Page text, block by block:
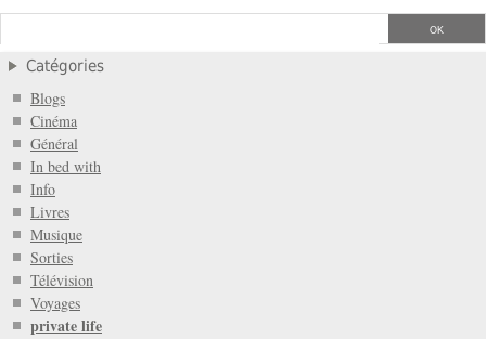
Catégories
Blogs
Cinéma
Général
In bed with
Info
Livres
Musique
Sorties
Télévision
Voyages
private life